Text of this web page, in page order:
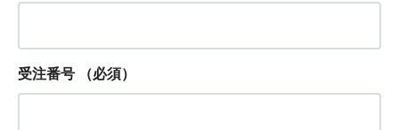
受注番号 （必須）